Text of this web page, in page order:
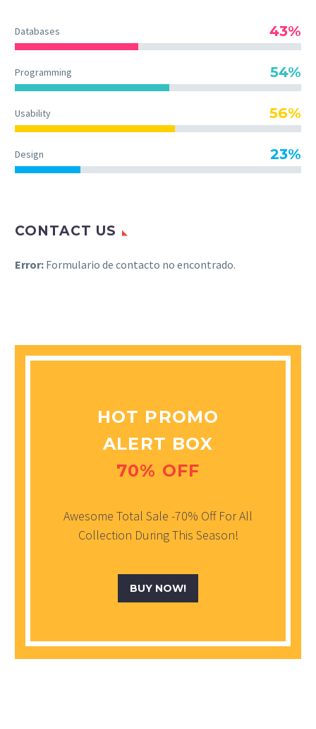
Databases 43%
Programming 54%
Usability 56%
Design 23%
CONTACT US
Error: Formulario de contacto no encontrado.
HOT PROMO
ALERT BOX
70% OFF
Awesome Total Sale -70% Off For All
Collection During This Season!
BUY NOW!